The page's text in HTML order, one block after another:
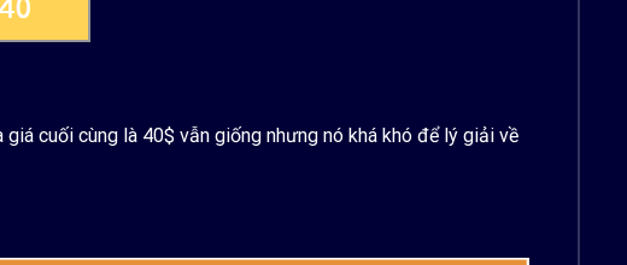
cuối cùng là 40$ vẫn giống nhưng nó khá khó để lý giải về